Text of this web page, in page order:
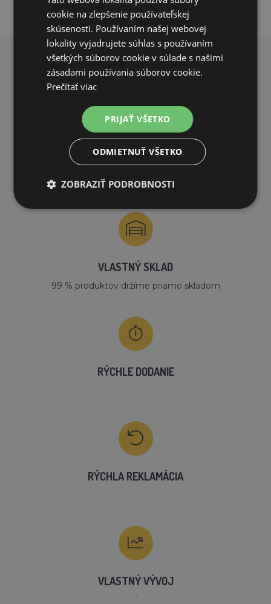
PREČO NAKUPOVAŤ U NÁS?
DOPRAVA ZDARMA
na všetky objednávky od 200€ vrátane DPH.
VLASTNÝ SKLAD
99 % produktov držíme priamo skladom
RÝCHLE DODANIE
RÝCHLA REKLAMÁCIA
VLASTNÝ VÝVOJ
´
cookie na zlepšenie používateľskej
skúsenosti. Používaním našej webovej
lokality vyjadrujete súhlas s používaním
všetkých súborov cookie v súlade s našimi
zásadami používania súborov cookie.
Prečítať viac
PRIJAŤ VŠETKO
ODMIETNUŤ VŠETKO
ZOBRAZIŤ PODROBNOSTI